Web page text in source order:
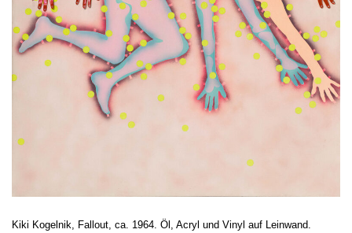
Kiki Kogelnik, Fallout, ca. 1964. Öl, Acryl und Vinyl auf Leinwand.